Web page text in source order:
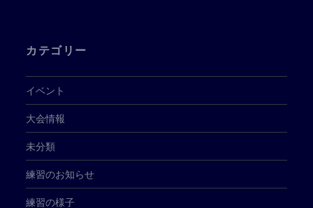
カテゴリー
イベント
大会情報
未分類
練習のお知らせ
練習の様子